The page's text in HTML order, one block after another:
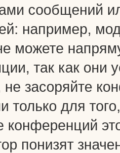
сообщений
например,
можете
так как они
не засоряйте
только для
конференций
понизят